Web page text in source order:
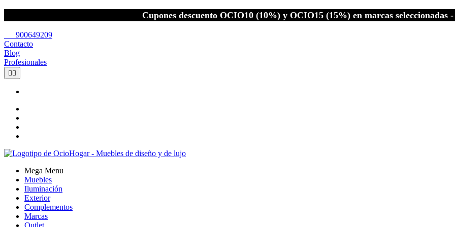
Cupones descuento OCIO10 (10%) y OCIO15 (15%) en marcas seleccionadas
900649209
Contacto
Blog
Profesionales
 
Mega Menu
Muebles
Iluminación
Exterior
Complementos
Marcas
Outlet